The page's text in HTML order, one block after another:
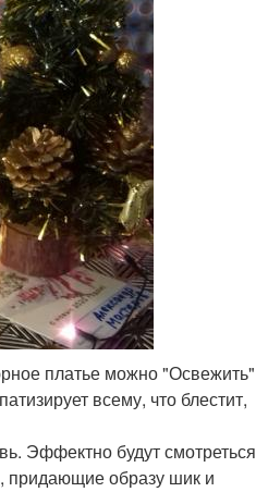
платье можно "Освежить"
всему, что блестит,
Эффектно будут смотреться
придающие образу шик и